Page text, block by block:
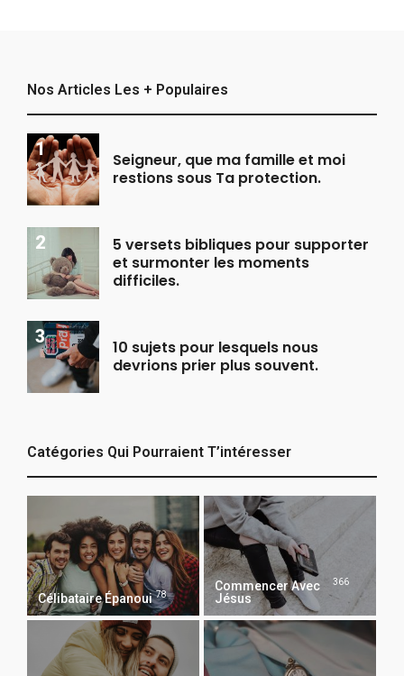
Nos Articles Les + Populaires
Seigneur, que ma famille et moi
restions sous Ta protection.
5 versets bibliques pour supporter
et surmonter les moments
difficiles.
10 sujets pour lesquels nous
devrions prier plus souvent.
Catégories Qui Pourraient T’intéresser
Célibataire Épanoui 78
Commencer Avec
Jésus
366